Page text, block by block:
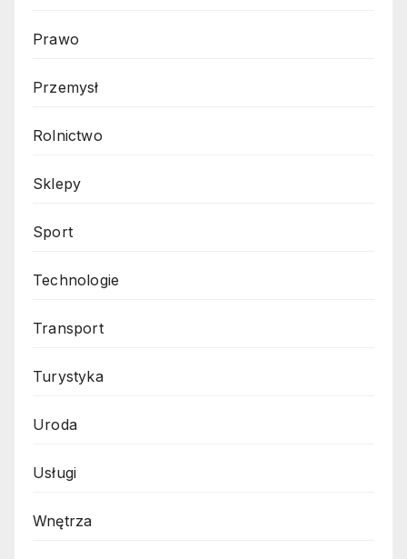
Prawo
Przemysł
Rolnictwo
Sklepy
Sport
Technologie
Transport
Turystyka
Uroda
Usługi
Wnętrza